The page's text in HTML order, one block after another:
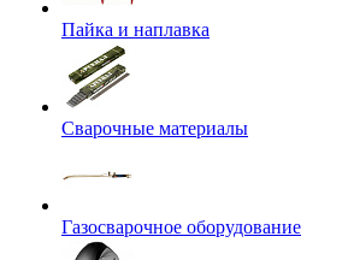
Пайка и наплавка
Сварочные материалы
Газосварочное оборудование